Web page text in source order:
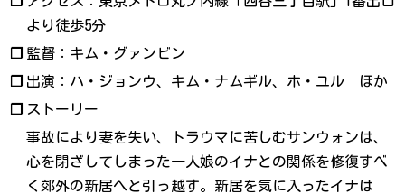
より徒歩5分
❐ 監督：キム・グァンビン
❐ 出演：ハ・ジョンウ、キム・ナムギル、ホ・ユル ほか
❐ ストーリー
事故により妻を失い、トラウマに苦しむサンウォンは、
心を閉ざしてしまった一人娘のイナとの関係を修復すべ
く郊外の新居へと引っ越す。新居を気に入ったイナは